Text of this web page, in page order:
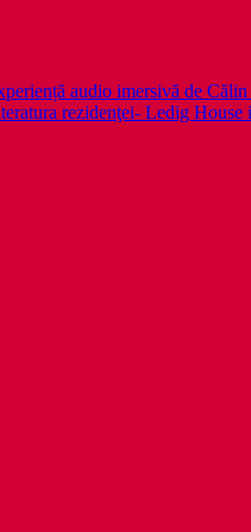
audio imersivă de
rezidenţei- Ledig House